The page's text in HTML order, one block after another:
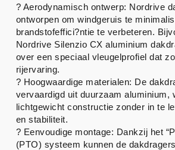
? Aerodynamisch ontwerp: Nordrive
ontworpen om windgeruis te
brandstofeffici?ntie te verbeteren.
Nordrive Silenzio CX aluminium
over een speciaal vleugelprofiel dat
rijervaring.
? Hoogwaardige materialen: De
vervaardigd uit duurzaam aluminium,
lichtgewicht constructie zonder in te
en stabiliteit.
? Eenvoudige montage: Dankzij het
(PTO) systeem kunnen de